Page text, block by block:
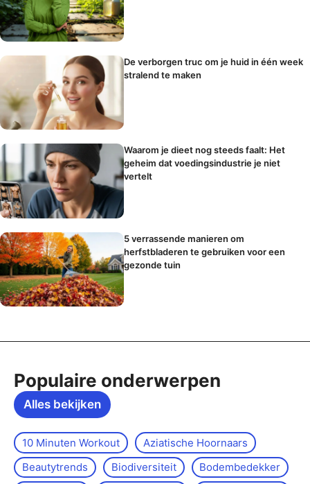
De verborgen truc om je huid in één week
stralend te maken
Waarom je dieet nog steeds faalt: Het
geheim dat voedingsindustrie je niet
vertelt
5 verrassende manieren om
herfstbladeren te gebruiken voor een
gezonde tuin
Populaire onderwerpen
Alles bekijken
10 Minuten Workout
Aziatische Hoornaars
Beautytrends
Biodiversiteit
Bodembedekker